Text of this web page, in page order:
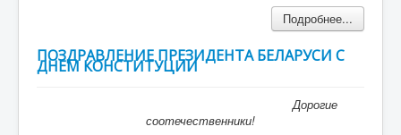
Подробнее...
ПОЗДРАВЛЕНИЕ ПРЕЗИДЕНТА БЕЛАРУСИ С
ДНЕМ КОНСТИТУЦИИ
Дорогие
соотечественники!